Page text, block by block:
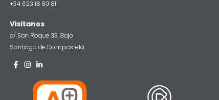
+34 623 18 80 81
Visitanos
c/ San Roque 33, Bajo
Santiago de Compostela